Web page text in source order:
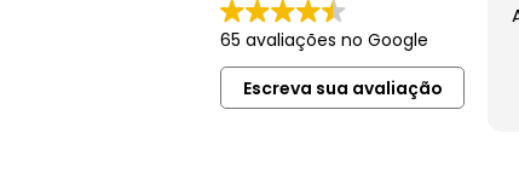
65 avaliações no Google
Escreva sua avaliação